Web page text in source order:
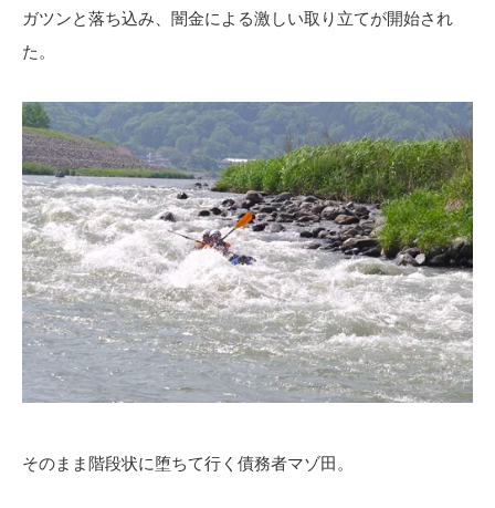
ガツンと落ち込み、闇金による激しい取り立てが開始され
た。
そのまま階段状に堕ちて行く債務者マゾ田。